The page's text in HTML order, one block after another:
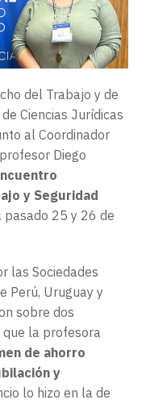
del Trabajo y de
Ciencias Jurídicas
al Coordinador
Diego
y Seguridad
pasado 25 y 26 de
las Sociedades
Perú, Uruguay y
sobre dos
la profesora
de ahorro
y
lo hizo en la de